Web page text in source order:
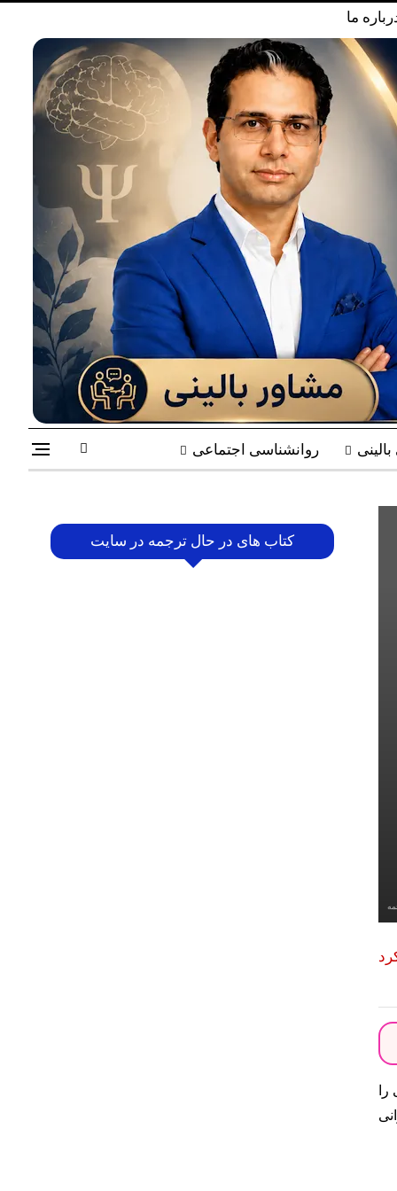
ما
روانشناسی اجتماعی
رویکرد انسان دوستانه ۳- رویکرد
کتاب های در حال ترجمه در سایت